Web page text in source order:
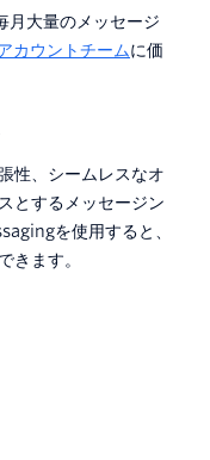
月大量のメッセージ
カウントチームに価
性、シームレスなオ
とするメッセージン
を使用すると、
きます。